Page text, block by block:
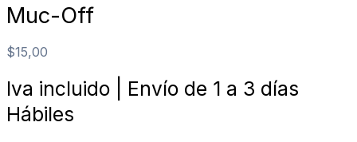
Muc-Off
$15,00
Iva incluido | Envío de 1 a 3 días
Hábiles